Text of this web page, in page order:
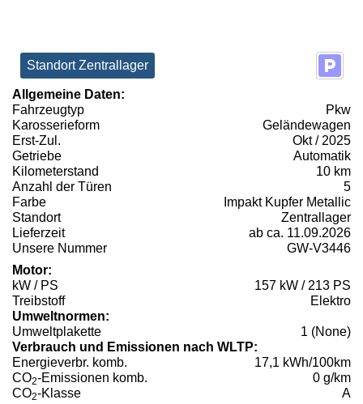
Standort Zentrallager
Allgemeine Daten:
Fahrzeugtyp
Pkw
Karosserieform
Geländewagen
Erst-Zul.
Okt / 2025
Getriebe
Automatik
Kilometerstand
10 km
Anzahl der Türen
5
Farbe
Impakt Kupfer Metallic
Standort
Zentrallager
Lieferzeit
ab ca. 11.09.2026
Unsere Nummer
GW-V3446
Motor:
kW / PS
157 kW / 213 PS
Treibstoff
Elektro
Umweltnormen:
Umweltplakette
1 (None)
Verbrauch und Emissionen nach WLTP:
Energieverbr. komb.
17,1 kWh/100km
CO2-Emissionen komb.
0 g/km
CO2-Klasse A